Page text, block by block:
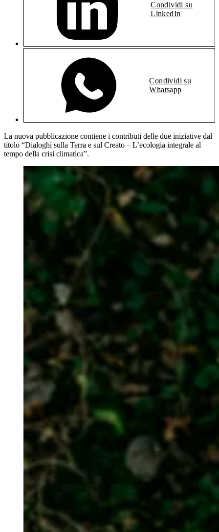
Condividi su
LinkedIn
Condividi su
Whatsapp
La nuova pubblicazione contiene i contributi delle due iniziative dal
titolo “Dialoghi sulla Terra e sul Creato – L’ecologia integrale al
tempo della crisi climatica”.